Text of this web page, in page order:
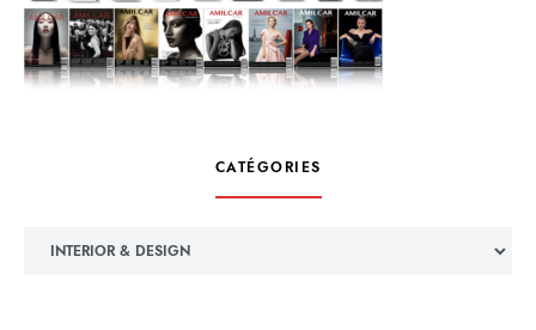
CATÉGORIES